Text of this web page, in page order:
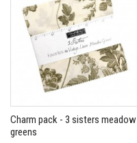
Charm pack - 3 sisters meadow
greens